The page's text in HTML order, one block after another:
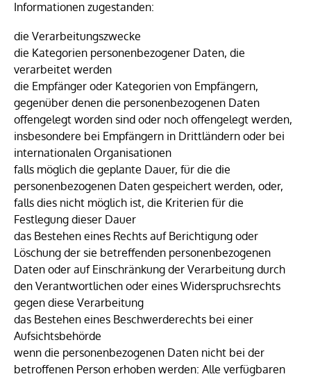
Informationen zugestanden:
die Verarbeitungszwecke
die Kategorien personenbezogener Daten, die
verarbeitet werden
die Empfänger oder Kategorien von Empfängern,
gegenüber denen die personenbezogenen Daten
offengelegt worden sind oder noch offengelegt werden,
insbesondere bei Empfängern in Drittländern oder bei
internationalen Organisationen
falls möglich die geplante Dauer, für die die
personenbezogenen Daten gespeichert werden, oder,
falls dies nicht möglich ist, die Kriterien für die
Festlegung dieser Dauer
das Bestehen eines Rechts auf Berichtigung oder
Löschung der sie betreffenden personenbezogenen
Daten oder auf Einschränkung der Verarbeitung durch
den Verantwortlichen oder eines Widerspruchsrechts
gegen diese Verarbeitung
das Bestehen eines Beschwerderechts bei einer
Aufsichtsbehörde
wenn die personenbezogenen Daten nicht bei der
betroffenen Person erhoben werden: Alle verfügbaren